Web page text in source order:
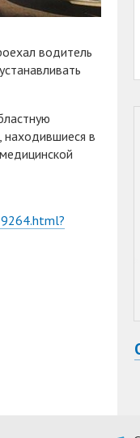
водитель
в